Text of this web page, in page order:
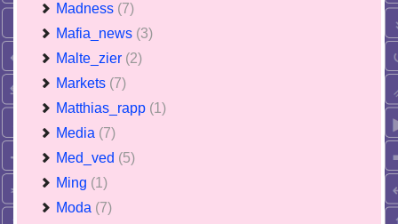
Madness (7)
Mafia_news (3)
Malte_zier (2)
Markets (7)
Matthias_rapp (1)
Media (7)
Med_ved (5)
Ming (1)
Moda (7)